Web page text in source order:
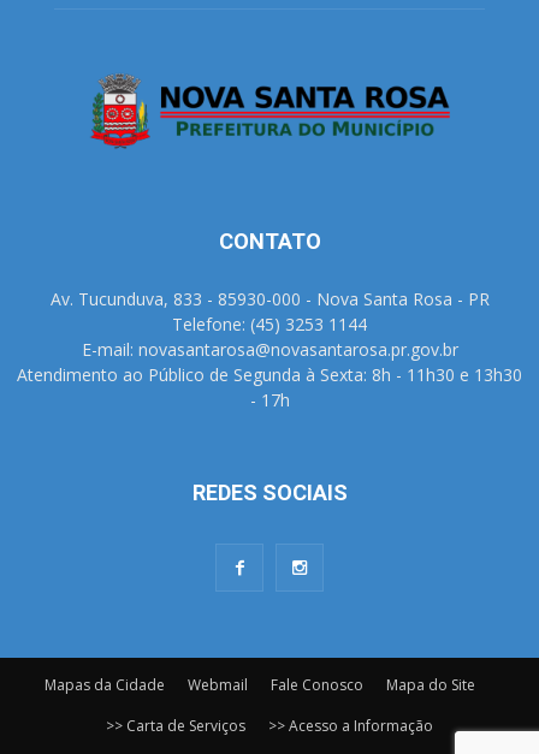
CONTATO
Av. Tucunduva, 833 - 85930-000 - Nova Santa Rosa - PR
Telefone: (45) 3253 1144
E-mail: novasantarosa@novasantarosa.pr.gov.br
Atendimento ao Público de Segunda à Sexta: 8h - 11h30 e 13h30
- 17h
REDES SOCIAIS
Mapas da Cidade Webmail Fale Conosco
Mapa do Site
>> Carta de Serviços
>> Acesso a Informação